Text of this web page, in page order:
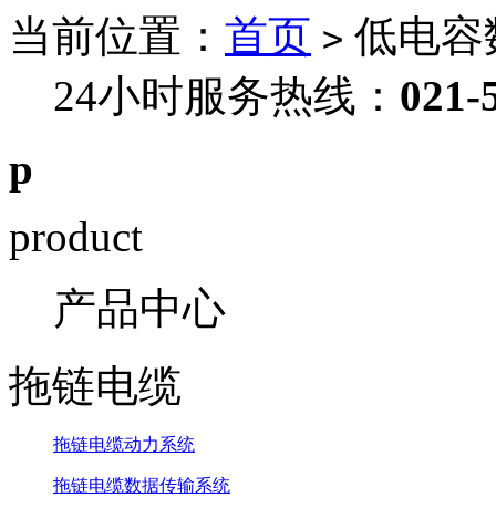
当前位置： 首页 > 低电容
24小时服务热线： 021-
p
product
产品中心
拖链电缆
拖链电缆动力系统
拖链电缆数据传输系统